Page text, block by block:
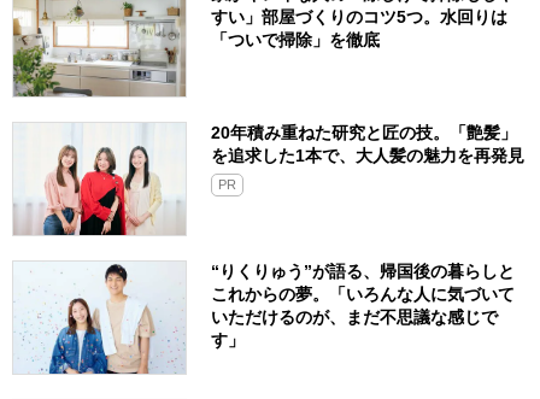
すい」部屋づくりのコツ5つ。水回りは
「ついで掃除」を徹底
20年積み重ねた研究と匠の技。「艶髪」
を追求した1本で、大人髪の魅力を再発見
PR
“りくりゅう”が語る、帰国後の暮らしと
これからの夢。「いろんな人に気づいて
いただけるのが、まだ不思議な感じで
す」